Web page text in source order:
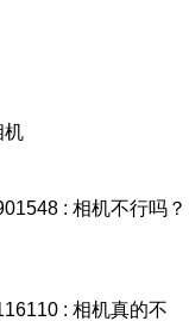
机
: 相机不行吗？
: 相机真的不